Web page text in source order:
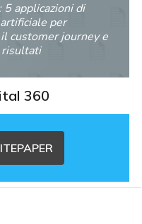
applicazioni di
per
customer journey e
risultati
360